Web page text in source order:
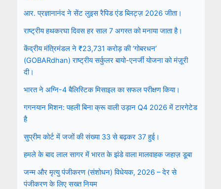
आर. प्रज्ञानानंद ने सेंट लुइस रैपिड एंड ब्लिट्ज़ 2026 जीता।
राष्ट्रीय हथकरघा दिवस हर साल 7 अगस्त को मनाया जाता है।
केंद्रीय मंत्रिमंडल ने ₹23,731 करोड़ की ‘गोबरधन’
(GOBARdhan) राष्ट्रीय सर्कुलर बायो-एनर्जी योजना को मंज़ूरी
दी।
भारत ने अग्नि-4 बैलिस्टिक मिसाइल का सफल परीक्षण किया।
गगनयान मिशन: पहली बिना क्रू वाली उड़ान Q4 2026 में टारगेटेड
है
सुप्रीम कोर्ट में जजों की संख्या 33 से बढ़कर 37 हुई।
हमले के बाद लाल सागर में भारत के झंडे वाला मालवाहक जहाज़ डूबा
जन्म और मृत्यु पंजीकरण (संशोधन) विधेयक, 2026 – देर से
पंजीकरण के लिए सख्त नियम